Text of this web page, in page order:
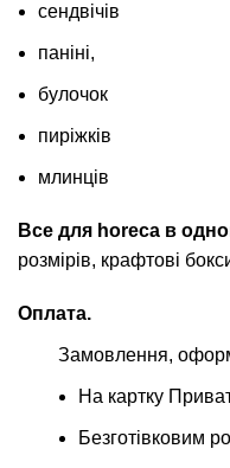
сендвічів
паніні,
булочок
пиріжків
млинців
Все для horeca в
розмірів, крафтові
Оплата.
Замовлення,
На картку
Безготівковим